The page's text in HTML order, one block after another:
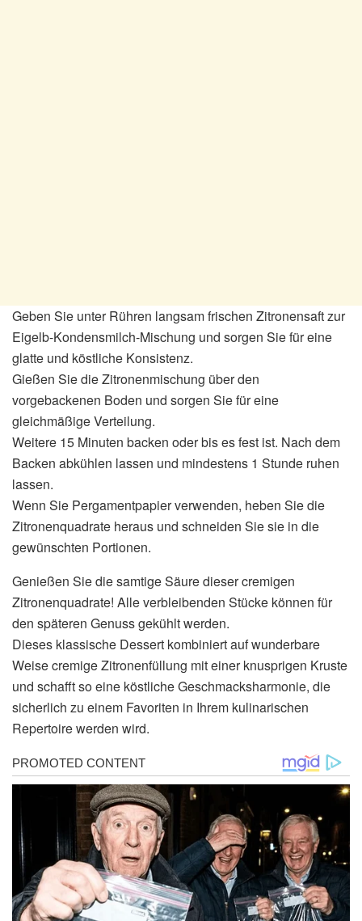
Geben Sie unter Rühren langsam frischen Zitronensaft zur
Eigelb-Kondensmilch-Mischung und sorgen Sie für eine
glatte und köstliche Konsistenz.
Gießen Sie die Zitronenmischung über den
vorgebackenen Boden und sorgen Sie für eine
gleichmäßige Verteilung.
Weitere 15 Minuten backen oder bis es fest ist. Nach dem
Backen abkühlen lassen und mindestens 1 Stunde ruhen
lassen.
Wenn Sie Pergamentpapier verwenden, heben Sie die
Zitronenquadrate heraus und schneiden Sie sie in die
gewünschten Portionen.
Genießen Sie die samtige Säure dieser cremigen
Zitronenquadrate! Alle verbleibenden Stücke können für
den späteren Genuss gekühlt werden.
Dieses klassische Dessert kombiniert auf wunderbare
Weise cremige Zitronenfüllung mit einer knusprigen Kruste
und schafft so eine köstliche Geschmacksharmonie, die
sicherlich zu einem Favoriten in Ihrem kulinarischen
Repertoire werden wird.